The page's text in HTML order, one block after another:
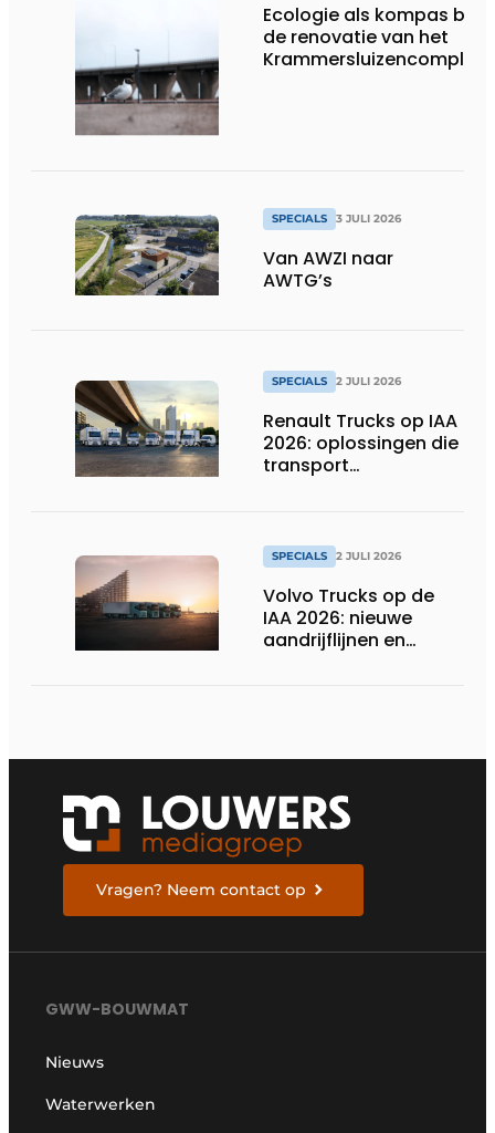
Ecologie als kompas bij
de renovatie van het
Krammersluizencomplex
SPECIALS 3 JULI 2026
Van AWZI naar
AWTG’s
SPECIALS 2 JULI 2026
Renault Trucks op IAA
2026: oplossingen die
transport
SPECIALS 2 JULI 2026
Volvo Trucks op de
IAA 2026: nieuwe
aandrijflijnen en
Vragen? Neem contact op
GWW-BOUWMAT
Nieuws
Waterwerken